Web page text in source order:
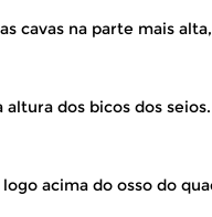
cavas na parte mais
dos bicos dos seios.
acima do osso do